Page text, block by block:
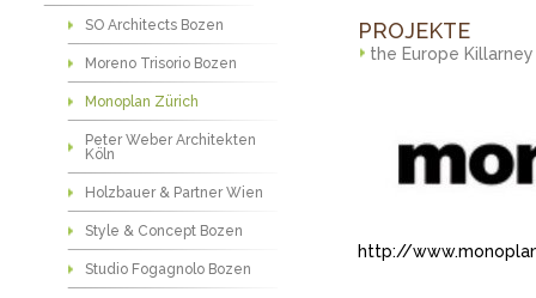
SO Architects Bozen
Moreno Trisorio Bozen
Monoplan Zürich
Peter Weber Architekten
Köln
Holzbauer & Partner Wien
Style & Concept Bozen
Studio Fogagnolo Bozen
PROJEKTE
the Europe Killarney
http://